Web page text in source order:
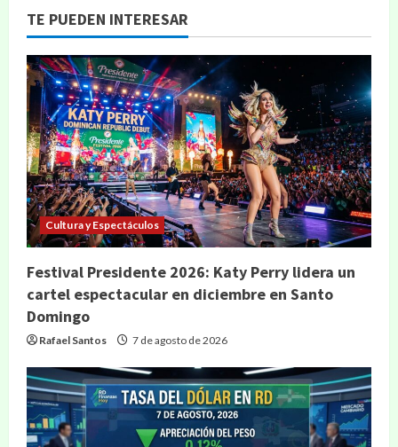
TE PUEDEN INTERESAR
Cultura y Espectáculos
Festival Presidente 2026: Katy Perry lidera un
cartel espectacular en diciembre en Santo
Domingo
Rafael Santos 7 de agosto de 2026